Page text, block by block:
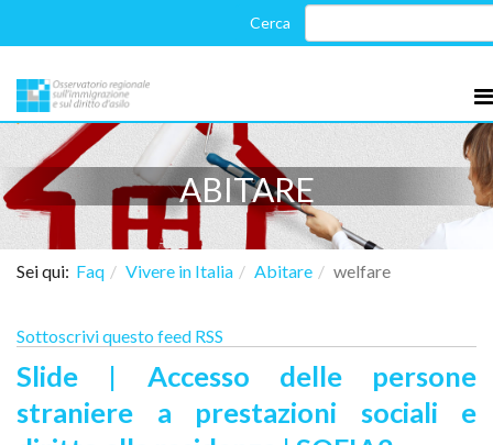
ABITARE
Sei qui: Faq Vivere in Italia Abitare welfare
Sottoscrivi questo feed RSS
Slide | Accesso delle persone
straniere a prestazioni sociali e